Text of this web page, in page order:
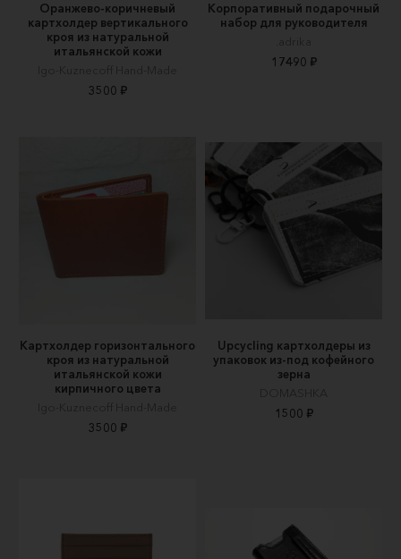
Оранжево-коричневый
картхолдер вертикального
кроя из натуральной
итальянской кожи
Igo-Kuznecoff Hand-Made
3500 ₽
Корпоративный подарочный
набор для руководителя
.adrika
17490 ₽
Картхолдер горизонтального
кроя из натуральной
итальянской кожи
кирпичного цвета
Igo-Kuznecoff Hand-Made
3500 ₽
Upcycling картхолдеры из
упаковок из-под кофейного
зерна
DOMASHKA
1500 ₽